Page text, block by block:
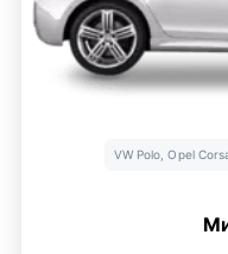
VW Polo, Opel